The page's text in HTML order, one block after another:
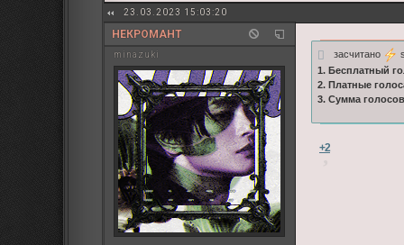
23.03.2023 15:03:20
НЕКРОМАНТ
minazuki засчитано
1. Бесплатный
2. Платные
3. Сумма
+2